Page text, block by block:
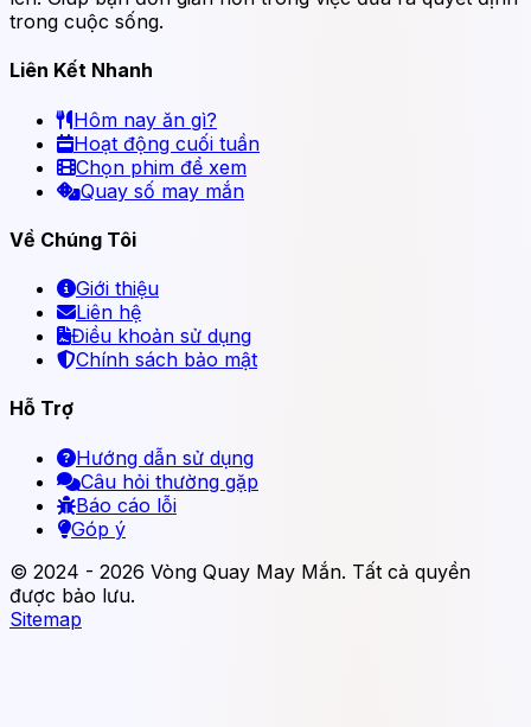
trong cuộc sống.
Liên Kết Nhanh
Hôm nay ăn gì?
Hoạt động cuối tuần
Chọn phim để xem
Quay số may mắn
Về Chúng Tôi
Giới thiệu
Liên hệ
Điều khoản sử dụng
Chính sách bảo mật
Hỗ Trợ
Hướng dẫn sử dụng
Câu hỏi thường gặp
Báo cáo lỗi
Góp ý
© 2024 - 2026 Vòng Quay May Mắn. Tất cả quyền
được bảo lưu.
Sitemap